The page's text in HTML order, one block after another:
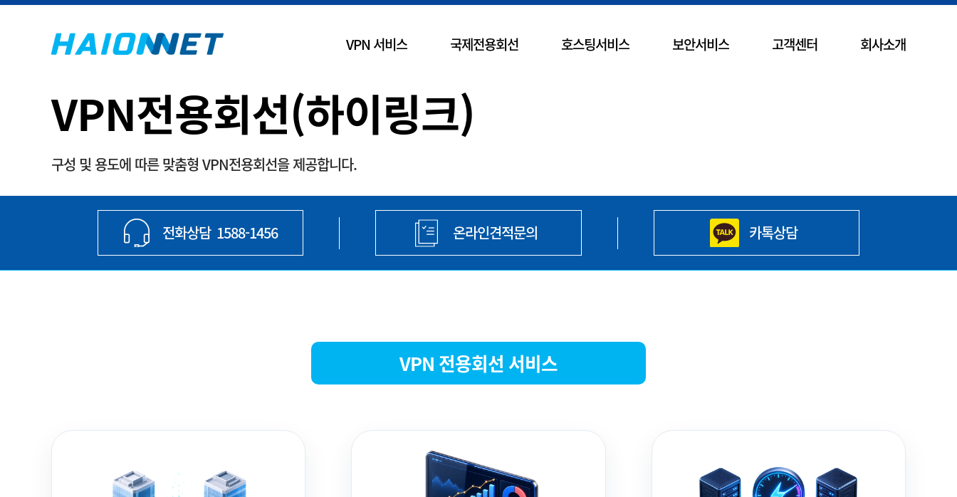
VPN 서비스 국제전용회선 호스팅서비스 보안서비스 고객센터 회사소개
VPN전용회선(하이링크)
구성 및 용도에 따른 맞춤형 VPN전용회선을 제공합니다.
전화상담 1588-1456 온라인견적문의 카톡상담
VPN 전용회선 서비스